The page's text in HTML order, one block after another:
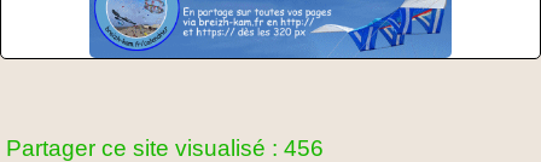
Partager ce site visualisé : 456